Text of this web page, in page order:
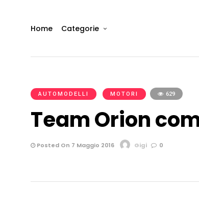
Home Categorie
AUTOMODELLI MOTORI 629
Team Orion
Posted On 7 Maggio 2016 Gigi 0